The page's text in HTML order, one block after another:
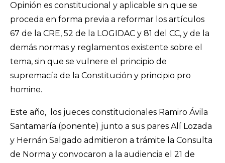
Opinión es constitucional y aplicable sin que se
proceda en forma previa a reformar los artículos
67 de la CRE, 52 de la LOGIDAC y 81 del CC, y de la
demás normas y reglamentos existente sobre el
tema, sin que se vulnere el principio de
supremacía de la Constitución y principio pro
homine.
Este año, los jueces constitucionales Ramiro Ávila
Santamaría (ponente) junto a sus pares Alí Lozada
y Hernán Salgado admitieron a trámite la Consulta
de Norma y convocaron a la audiencia el 21 de